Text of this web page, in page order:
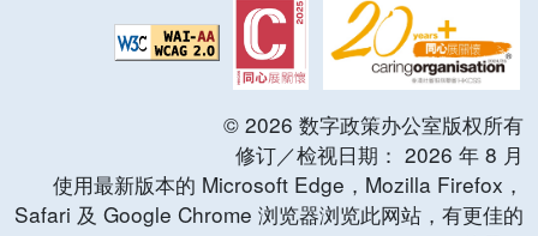
© 2026 数字政策办公室版权所有
修订／检视日期： 2026 年 8 月
使用最新版本的 Microsoft Edge，Mozilla Firefox，
Safari 及 Google Chrome 浏览器浏览此网站，有更佳的